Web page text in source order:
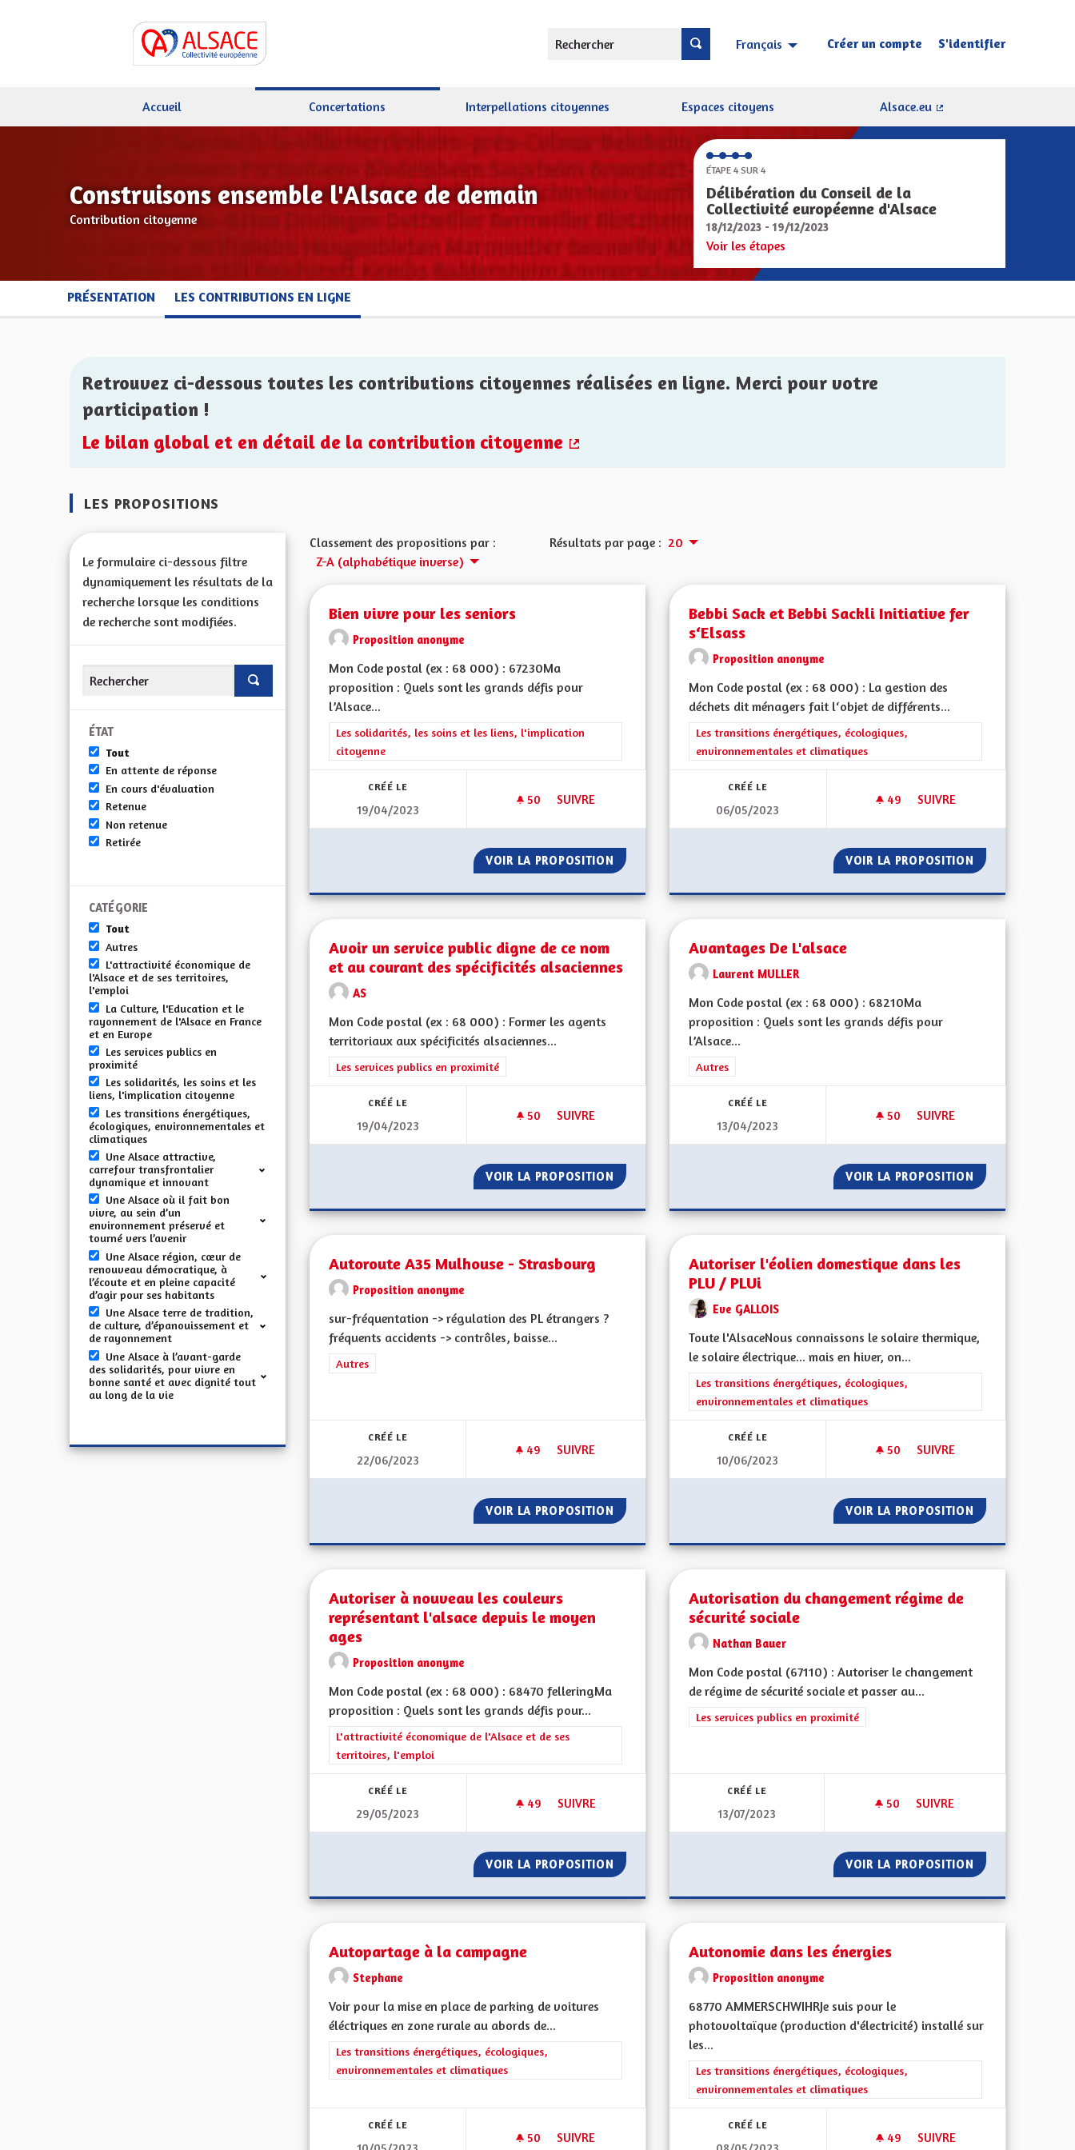
Rechercher Français Choisir la langue Sprache wählen
Créer un compte S'identifier
Accueil Concertations Interpellations citoyennes Espaces citoyens
Alsace.eu
Construisons ensemble l'Alsace de demain
Contribution citoyenne
ÉTAPE 4 SUR 4
Délibération du Conseil de la
Collectivité européenne d'Alsace
18/12/2023 - 19/12/2023
Voir les étapes
PRÉSENTATION LES CONTRIBUTIONS EN LIGNE
Retrouvez ci-dessous toutes les contributions citoyennes réalisées en ligne. Merci pour votre
participation !
Le bilan global et en détail de la contribution citoyenne
LES PROPOSITIONS
Le formulaire ci-dessous filtre
dynamiquement les résultats de la
recherche lorsque les conditions
de recherche sont modifiées.
ÉTAT
Tout
En attente de réponse
En cours d'évaluation
Retenue
Non retenue
Retirée
CATÉGORIE
Tout
Autres
L'attractivité économique de
l'Alsace et de ses territoires,
l'emploi
La Culture, l'Education et le
rayonnement de l'Alsace en France
et en Europe
Les services publics en
proximité
Les solidarités, les soins et les
liens, l'implication citoyenne
Les transitions énergétiques,
écologiques, environnementales et
climatiques
Une Alsace attractive,
carrefour transfrontalier
dynamique et innovant
Une Alsace où il fait bon
vivre, au sein d’un
environnement préservé et
tourné vers l’avenir
Une Alsace région, cœur de
renouveau démocratique, à
l’écoute et en pleine capacité
d’agir pour ses habitants
Une Alsace terre de tradition,
de culture, d’épanouissement et
de rayonnement
Une Alsace à l’avant-garde
des solidarités, pour vivre en
bonne santé et avec dignité tout
au long de la vie
Classement des propositions par :
Z-A (alphabétique inverse)
Résultats par page : 20
Bien vivre pour les seniors
Proposition anonyme
Mon Code postal (ex : 68 000) : 67230Ma
proposition : Quels sont les grands défis pour
l’Alsace...
Filtrer les résultats de la catégorie : Les solidarités, les soins et les liens, l'implication citoyenne
Les solidarités, les soins et les liens, l'implication
citoyenne
CRÉÉ LE
19/04/2023
50 50 ABONNÉS
SUIVRE
BIEN VIVRE POUR LES SENIORS
VOIR LA PROPOSITION BIEN VIVRE POUR LES SENIORS
Bebbi Sack et Bebbi Sackli Initiative fer
s‘Elsass
Proposition anonyme
Mon Code postal (ex : 68 000) : La gestion des
déchets dit ménagers fait l‘objet de différents...
Filtrer les résultats de la catégorie : Les transitions énergétiques,
Les transitions énergétiques, écologiques,
environnementales et climatiques
CRÉÉ LE
06/05/2023
49 49 ABONNÉS
SUIVRE
VOIR LA PROPOSITION BEBBI SACK ET
Avoir un service public digne de ce nom
et au courant des spécificités alsaciennes
AS
Mon Code postal (ex : 68 000) : Former les agents
territoriaux aux spécificités alsaciennes...
Filtrer les résultats de la catégorie : Les services publics en proximité
Les services publics en proximité
CRÉÉ LE
19/04/2023
50 50 ABONNÉS
SUIVRE
AVOIR UN SERVICE PUBLIC DIGNE DE CE NOM ET AU COURANT DES SPÉCIFICITÉS ALSACIENNES
VOIR LA PROPOSITION AVOIR UN SERVICE PUBLIC DIGNE DE CE NOM ET AU COURANT DES
Avantages De L'alsace
Laurent MULLER
Mon Code postal (ex : 68 000) : 68210Ma
proposition : Quels sont les grands défis pour
l’Alsace...
Filtrer les résultats de la catégorie : Autres
Autres
CRÉÉ LE
13/04/2023
50 50 ABONNÉS
SUIVRE
VOIR LA PROPOSITION AVANTAGES DE
Autoroute A35 Mulhouse - Strasbourg
Proposition anonyme
sur-fréquentation -> régulation des PL étrangers ?
fréquents accidents -> contrôles, baisse...
Filtrer les résultats de la catégorie : Autres
Autres
CRÉÉ LE
22/06/2023
49 49 ABONNÉS
SUIVRE
AUTOROUTE A35 MULHOUSE - STRASBOURG
VOIR LA PROPOSITION AUTOROUTE A35 MULHOUSE - STRASBOURG
Autoriser l'éolien domestique dans les
PLU / PLUi
Eve GALLOIS
Toute l'AlsaceNous connaissons le solaire thermique,
le solaire électrique... mais en hiver, on...
Filtrer les résultats de la catégorie : Les transitions énergétiques,
Les transitions énergétiques, écologiques,
environnementales et climatiques
CRÉÉ LE
10/06/2023
50 50 ABONNÉS
SUIVRE
VOIR LA PROPOSITION AUTORISER
Autoriser à nouveau les couleurs
représentant l'alsace depuis le moyen
ages
Proposition anonyme
Mon Code postal (ex : 68 000) : 68470 felleringMa
proposition : Quels sont les grands défis pour...
Filtrer les résultats de la catégorie : L'attractivité économique de l'Alsace et de ses territoires, l'emploi
L'attractivité économique de l'Alsace et de ses
territoires, l'emploi
CRÉÉ LE
29/05/2023
49 49 ABONNÉS
SUIVRE
AUTORISER À NOUVEAU LES COULEURS REPRÉSENTANT L'ALSACE DEPUIS LE MOYEN AGES
VOIR LA PROPOSITION AUTORISER À NOUVEAU LES COULEURS REPRÉSENTANT L'ALSACE DEPUIS LE
Autorisation du changement régime de
sécurité sociale
Nathan Bauer
Mon Code postal (67110) : Autoriser le changement
de régime de sécurité sociale et passer au...
Filtrer les résultats de la catégorie : Les services publics en proximité
Les services publics en proximité
CRÉÉ LE
13/07/2023
50 50 ABONNÉS
SUIVRE
VOIR LA PROPOSITION AUTORISATION
Autopartage à la campagne
Stephane
Voir pour la mise en place de parking de voitures
éléctriques en zone rurale au abords de...
Filtrer les résultats de la catégorie : Les transitions énergétiques, écologiques, environnementales et climatiques
Les transitions énergétiques, écologiques,
environnementales et climatiques
CRÉÉ LE
50 50 ABONNÉS
SUIVRE
Autonomie dans les énergies
Proposition anonyme
68770 AMMERSCHWIHRJe suis pour le
photovoltaïque (production d'électricité) installé sur
les...
Filtrer les résultats de la catégorie : Les transitions énergétiques,
Les transitions énergétiques, écologiques,
environnementales et climatiques
CRÉÉ LE
49 49 ABONNÉS
SUIVRE